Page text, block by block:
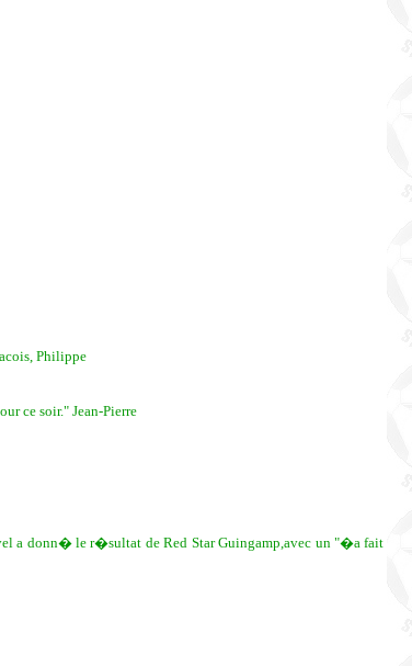
Philippe
ce soir." Jean-Pierre
a donn� le r�sultat de Red Star Guingamp,avec un "�a fait